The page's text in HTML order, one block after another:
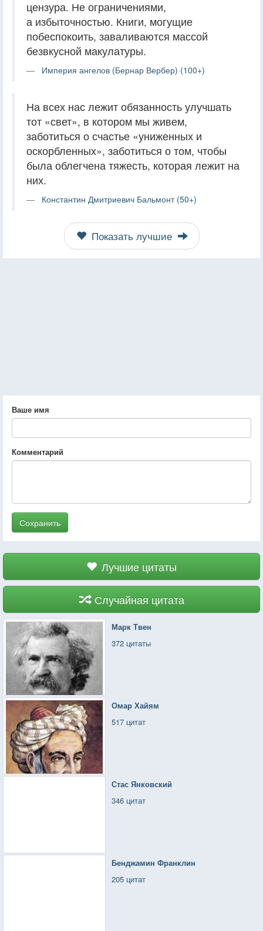
цензура. Не ограничениями,
а избыточностью. Книги, могущие
побеспокоить, заваливаются массой
безвкусной макулатуры.
Империя ангелов (Бернар Вербер) (100+)
На всех нас лежит обязанность улучшать
тот «свет», в котором мы живем,
заботиться о счастье «униженных и
оскорбленных», заботиться о том, чтобы
была облегчена тяжесть, которая лежит на
них.
Константин Дмитриевич Бальмонт (50+)
Показать лучшие
Ваше имя
Комментарий
Сохранить
Лучшие цитаты
Случайная цитата
Марк Твен
372 цитаты
Омар Хайям
517 цитат
Стас Янковский
346 цитат
Бенджамин Франклин
205 цитат